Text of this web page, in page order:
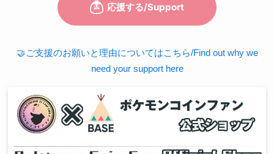
🤝ご支援のお願いと理由についてはこちら/Find out why we
need your support here